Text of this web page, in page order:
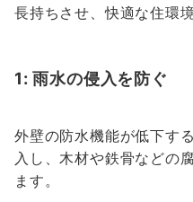
長持ちさせ、快適な住環
1: 雨水の侵入を防ぐ
外壁の防水機能が低下す
入し、木材や鉄骨などの
ます。